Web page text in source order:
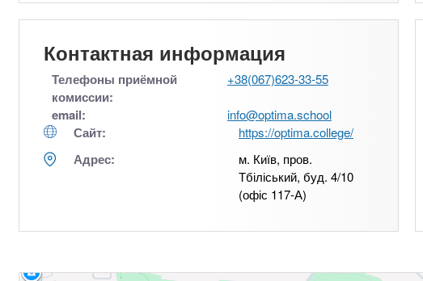
Контактная информация
Телефоны приёмной
комиссии:
+38(067)623-33-55
email: info@optima.school
Сайт: https://optima.college/
Адрес:
м. Київ, пров.
Тбіліський, буд. 4/10
(офіс 117-А)